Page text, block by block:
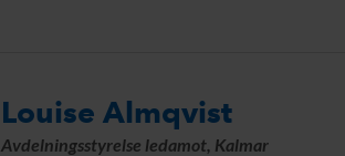
Louise Almqvist
Avdelningsstyrelse ledamot, Kalmar